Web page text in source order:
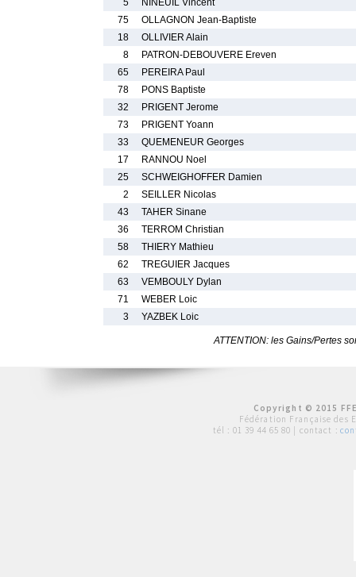
5
NINEUIL Vincent
75
OLLAGNON Jean-Baptiste
18
OLLIVIER Alain
8
PATRON-DEBOUVERE Ereven
65
PEREIRA Paul
78
PONS Baptiste
32
PRIGENT Jerome
73
PRIGENT Yoann
33
QUEMENEUR Georges
17
RANNOU Noel
25
SCHWEIGHOFFER Damien
2
SEILLER Nicolas
43
TAHER Sinane
36
TERROM Christian
58
THIERY Mathieu
62
TREGUIER Jacques
63
VEMBOULY Dylan
71
WEBER Loic
3
YAZBEK Loic
ATTENTION: les Gains/Pertes
Copyright © 2015
Fédération Française des
tél : 01 39 44 65 80 | contact :